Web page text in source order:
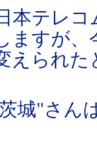
本テレ
ますが
えられ
城"さん